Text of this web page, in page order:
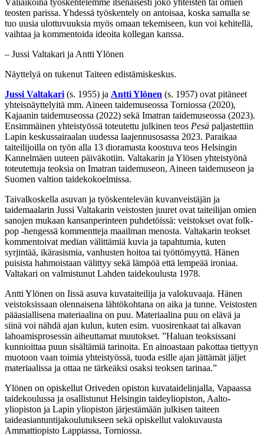
teosten parissa. Yhdessä työskentely on antoisaa, koska samalla se
tuo uusia ulottuvuuksia myös omaan tekemiseen, kun voi kehitellä,
vaihtaa ja kommentoida ideoita kollegan kanssa.
– Jussi Valtakari ja Antti Ylönen
Näyttelyä on tukenut Taiteen edistämiskeskus.
Jussi Valtakari (s. 1955) ja Antti Ylönen (s. 1957) ovat pitäneet
yhteisnäyttelyitä mm. Aineen taidemuseossa Torniossa (2020),
Kajaanin taidemuseossa (2022) sekä Imatran taidemuseossa (2023).
Ensimmäinen yhteistyössä toteutettu julkinen teos Pesä paljastettiin
Lapin keskussairaalan uudessa laajennusosassa 2023. Paraikaa
taiteilijoilla on työn alla 13 dioramasta koostuva teos Helsingin
Kannelmäen uuteen päiväkotiin. Valtakarin ja Ylösen yhteistyönä
toteutettuja teoksia on Imatran taidemuseon, Aineen taidemuseon ja
Suomen valtion taidekokoelmissa.
Taivalkoskella asuvan ja työskentelevän kuvanveistäjän ja
taidemaalarin Jussi Valtakarin veistosten juuret ovat taiteilijan omien
sanojen mukaan kansanperinteen puhdetöissä: veistokset ovat folk-
pop -hengessä kommentteja maailman menosta. Valtakarin teokset
kommentoivat median välittämiä kuvia ja tapahtumia, kuten
syrjintää, ikärasismia, vanhusten hoitoa tai työttömyyttä. Hänen
puisista hahmoistaan välittyy sekä lämpöä että lempeää ironiaa.
Valtakari on valmistunut Lahden taidekoulusta 1978.
Antti Ylönen on Iissä asuva kuvataiteilija ja valokuvaaja. Hänen
veistoksissaan olennaisena lähtökohtana on aika ja tunne. Veistosten
pääasiallisena materiaalina on puu. Materiaalina puu on elävä ja
siinä voi nähdä ajan kulun, kuten esim. vuosirenkaat tai alkavan
lahoamisprosessin aiheuttamat muutokset. ”Haluan teoksissani
kunnioittaa puun sisältämiä tarinoita. En ainoastaan pakottaa tiettyyn
muotoon vaan toimia yhteistyössä, tuoda esille ajan jättämät jäljet
materiaalissa ja ottaa ne tärkeäksi osaksi teoksen tarinaa.”
Ylönen on opiskellut Oriveden opiston kuvataidelinjalla, Vapaassa
taidekoulussa ja osallistunut Helsingin taideyliopiston, Aalto-
yliopiston ja Lapin yliopiston järjestämään julkisen taiteen
taideasiantuntijakoulutukseen sekä opiskellut valokuvausta
Ammattiopisto Lappiassa, Torniossa.